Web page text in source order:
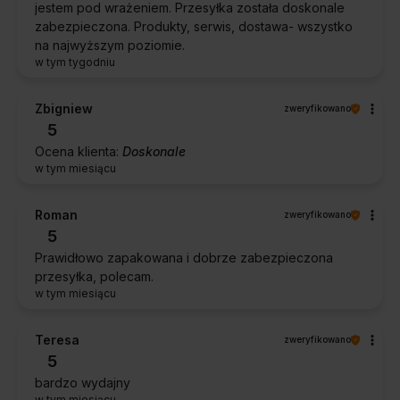
jestem pod wrażeniem. Przesyłka została doskonale
zabezpieczona. Produkty, serwis, dostawa- wszystko
na najwyższym poziomie.
w tym tygodniu
Zbigniew zweryfikowano
5
Ocena klienta: Doskonale
w tym miesiącu
Roman zweryfikowano
5
Prawidłowo zapakowana i dobrze zabezpieczona
przesyłka, polecam.
w tym miesiącu
Teresa zweryfikowano
5
bardzo wydajny